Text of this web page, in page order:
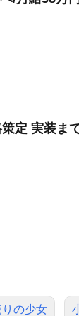
定 実装ま
の少女